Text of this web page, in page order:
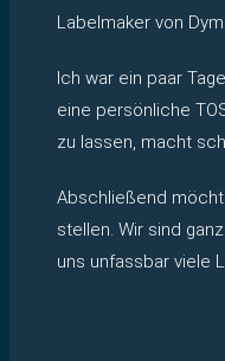
Labelmaker von
Ich war ein paar
eine persönliche
zu lassen, macht
Abschließend
stellen. Wir sind
uns unfassbar viele